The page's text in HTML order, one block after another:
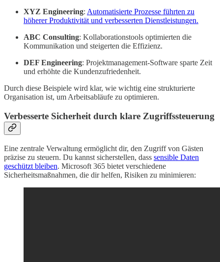
XYZ Engineering: Automatisierte Prozesse führten zu
höherer Produktivität und verbesserten Dienstleistungen.
ABC Consulting: Kollaborationstools optimierten die
Kommunikation und steigerten die Effizienz.
DEF Engineering: Projektmanagement-Software sparte Zeit
und erhöhte die Kundenzufriedenheit.
Durch diese Beispiele wird klar, wie wichtig eine strukturierte
Organisation ist, um Arbeitsabläufe zu optimieren.
Verbesserte Sicherheit durch klare Zugriffssteuerung
Eine zentrale Verwaltung ermöglicht dir, den Zugriff von Gästen
präzise zu steuern. Du kannst sicherstellen, dass sensible Daten
geschützt bleiben. Microsoft 365 bietet verschiedene
Sicherheitsmaßnahmen, die dir helfen, Risiken zu minimieren: